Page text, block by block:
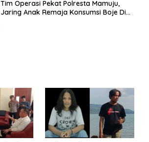
Tim Operasi Pekat Polresta Mamuju,
Jaring Anak Remaja Konsumsi Boje Di